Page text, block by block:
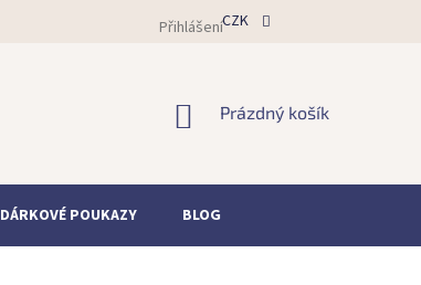
CZK
Přihlášení
NÁKUPNÍ
Prázdný košík
DÁRKOVÉ POUKAZY BLOG